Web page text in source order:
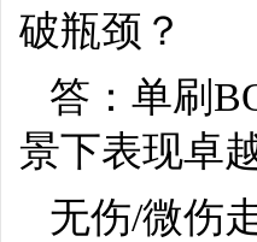
破瓶颈？
答：单刷
景下表现卓越
无伤/微伤